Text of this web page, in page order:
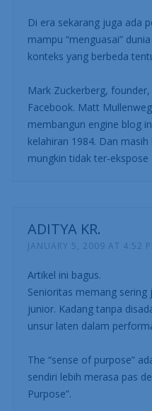
Di era sekarang juga ada
mampu “menguasai”
konteks yang berbeda
Mark Zuckerberg,
Facebook. Matt
membangun engine blog
kelahiran 1984. Dan
mungkin tidak ter-ekspose
ADITYA KR.
JANUARY 5, 2009 AT 4:52
Artikel ini bagus.
Senioritas memang sering
junior. Kadang tanpa
unsur laten dalam
The “sense of purpose”
sendiri lebih merasa pas
Purpose”.